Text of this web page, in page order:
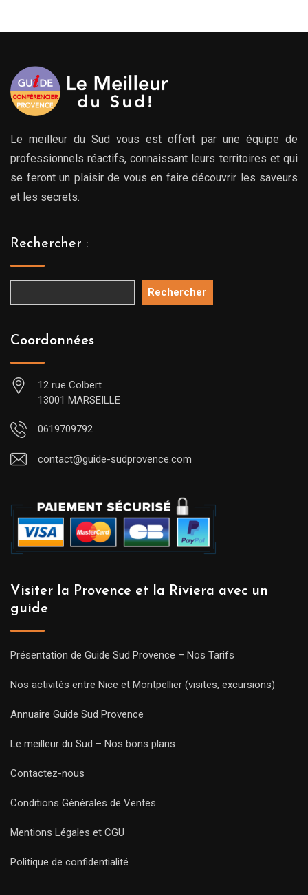
Le meilleur du Sud vous est offert par une équipe de
professionnels réactifs, connaissant leurs territoires et qui
se feront un plaisir de vous en faire découvrir les saveurs
et les secrets.
Rechercher :
Rechercher
Coordonnées
12 rue Colbert
13001 MARSEILLE
0619709792
contact@guide-sudprovence.com
Visiter la Provence et la Riviera avec un
guide
Présentation de Guide Sud Provence – Nos Tarifs
Nos activités entre Nice et Montpellier (visites, excursions)
Annuaire Guide Sud Provence
Le meilleur du Sud – Nos bons plans
Contactez-nous
Conditions Générales de Ventes
Mentions Légales et CGU
Politique de confidentialité